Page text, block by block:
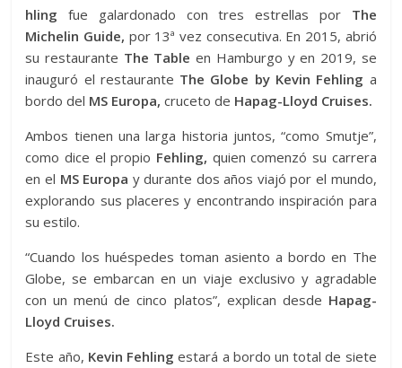
hling fue galardonado con tres estrellas porThe
Michelin Guide, por 13ª vez consecutiva. En 2015, abrió
su restaurante The Table en Hamburgo y en 2019, se
inauguró el restaurante The Globe by Kevin Fehling a
bordo del MS Europa, cruceto de Hapag-Lloyd Cruises.
Ambos tienen una larga historia juntos, “como Smutje”,
como dice el propio Fehling, quien comenzó su carrera
en el MS Europa y durante dos años viajó por el mundo,
explorando sus placeres y encontrando inspiración para
su estilo.
“Cuando los huéspedes toman asiento a bordo en The
Globe, se embarcan en un viaje exclusivo y agradable
con un menú de cinco platos”, explican desde Hapag-
Lloyd Cruises.
Este año, Kevin Fehling estará a bordo un total de siete